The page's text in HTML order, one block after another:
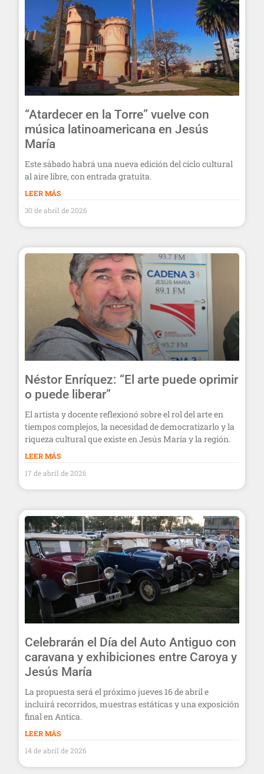
“Atardecer en la Torre” vuelve con
música latinoamericana en Jesús
María
Este sábado habrá una nueva edición del ciclo cultural
al aire libre, con entrada gratuita.
LEER MÁS
30 de abril de 2026
Néstor Enríquez: “El arte puede oprimir
o puede liberar”
El artista y docente reflexionó sobre el rol del arte en
tiempos complejos, la necesidad de democratizarlo y la
riqueza cultural que existe en Jesús María y la región.
LEER MÁS
17 de abril de 2026
Celebrarán el Día del Auto Antiguo con
caravana y exhibiciones entre Caroya y
Jesús María
La propuesta será el próximo jueves 16 de abril e
incluirá recorridos, muestras estáticas y una exposición
final en Antica.
LEER MÁS
14 de abril de 2026